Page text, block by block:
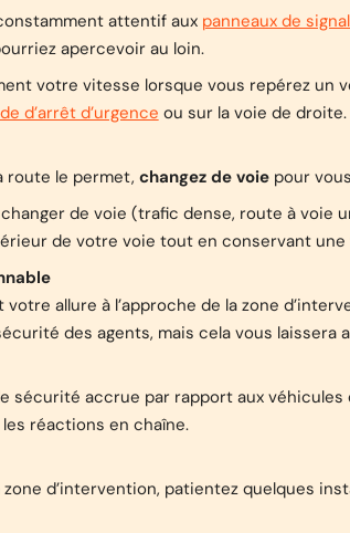
attentif aux panneaux de
apercevoir au loin.
votre vitesse lorsque vous repérez un
d’arrêt d’urgence ou sur la voie de droite.
route le permet, changez de voiepour
de voie (trafic dense, route à voie
de votre voie tout en conservant
allure à l’approche de la zone
des agents, mais cela vous laissera
sécurité accrue par rapport aux véhicules
réactions en chaîne.
d’intervention, patientez quelques